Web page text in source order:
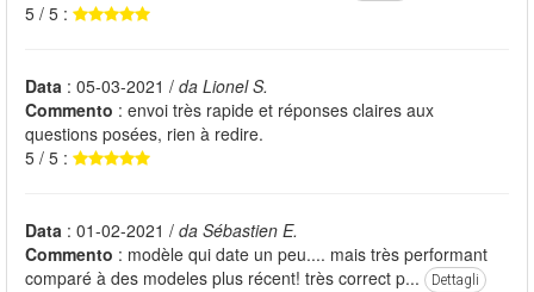
5 / 5 :
Data : 05-03-2021 / da Lionel S.
Commento : envoi très rapide et réponses claires aux
questions posées, rien à redire.
5 / 5 :
Data : 01-02-2021 / da Sébastien E.
Commento : modèle qui date un peu.... mais très performant
comparé à des modeles plus récent! très correct p...
Dettagli